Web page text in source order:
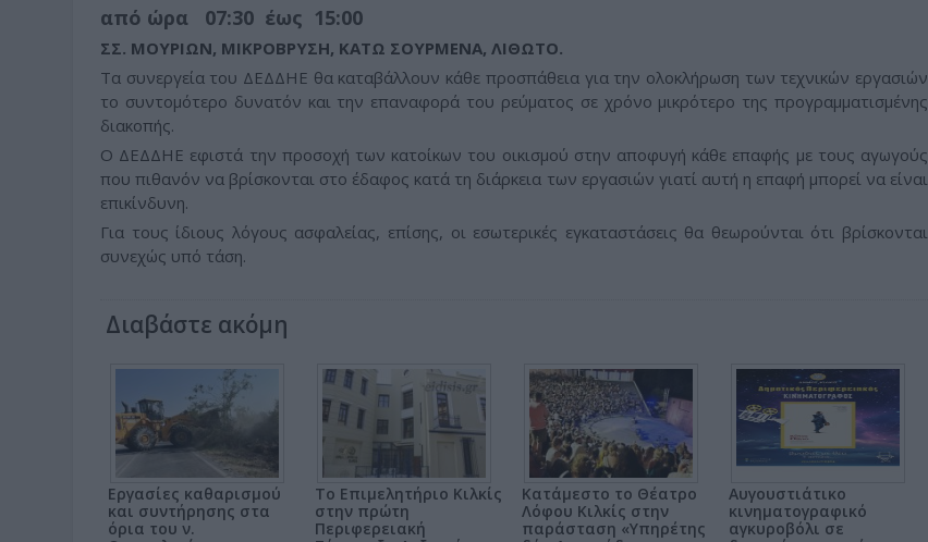
από ώρα 07:30 έως 15:00
ΣΣ. ΜΟΥΡΙΩΝ, ΜΙΚΡΟΒΡΥΣΗ, ΚΑΤΩ ΣΟΥΡΜΕΝΑ, ΛΙΘΩΤΟ.
Τα συνεργεία του ΔΕΔΔΗΕ θα καταβάλλουν κάθε προσπάθεια για την ολοκλήρωση των τεχνικών εργασιών
το συντομότερο δυνατόν και την επαναφορά του ρεύματος σε χρόνο μικρότερο της προγραμματισμένης
διακοπής.
Ο ΔΕΔΔΗΕ εφιστά την προσοχή των κατοίκων του οικισμού στην αποφυγή κάθε επαφής με τους αγωγούς
που πιθανόν να βρίσκονται στο έδαφος κατά τη διάρκεια των εργασιών γιατί αυτή η επαφή μπορεί να είναι
επικίνδυνη.
Για τους ίδιους λόγους ασφαλείας, επίσης, οι εσωτερικές εγκαταστάσεις θα θεωρούνται ότι βρίσκονται
συνεχώς υπό τάση.
Διαβάστε ακόμη
Εργασίες καθαρισμού
και συντήρησης στα
όρια του ν.
Το Επιμελητήριο Κιλκίς
στην πρώτη
Περιφερειακή
Κατάμεστο το Θέατρο
Λόφου Κιλκίς στην
παράσταση «Υπηρέτης
Αυγουστιάτικο
κινηματογραφικό
αγκυροβόλι σε